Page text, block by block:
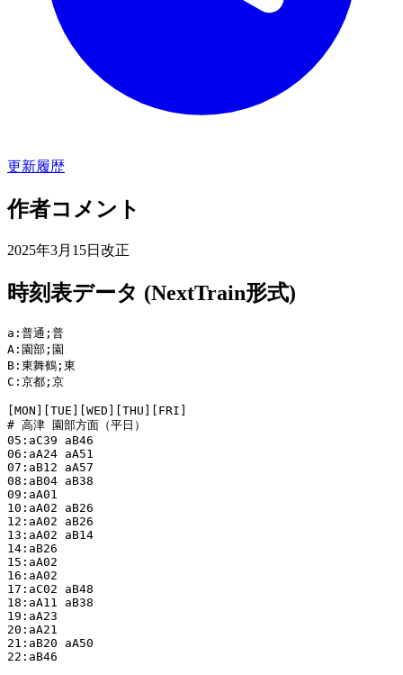
更新履歴
作者コメント
2025年3月15日改正
時刻表データ (NextTrain形式)
a:普通;普
A:園部;園
B:東舞鶴;東
C:京都;京
[MON][TUE][WED][THU][FRI]
# 高津 園部方面（平日）
05:aC39 aB46
06:aA24 aA51
07:aB12 aA57
08:aB04 aB38
09:aA01
10:aA02 aB26
12:aA02 aB26
13:aA02 aB14
14:aB26
15:aA02
16:aA02
17:aC02 aB48
18:aA11 aB38
19:aA23
20:aA21
21:aB20 aA50
22:aB46